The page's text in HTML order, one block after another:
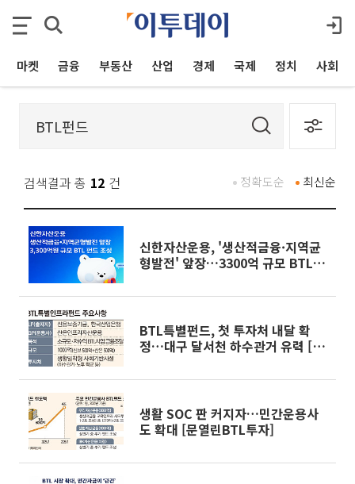
마켓 금융 부동산 산업 경제 국제 정치 사회
검색결과 총 12 건 최신순
정확도순
신한자산운용, '생산적금융·지역균
형발전' 앞장…3300억 규모 BTL 펀
BTL특별펀드, 첫 투자처 내달 확
정…대구 달서천 하수관거 유력 [문
생활 SOC 판 커지자…민간운용사
도 확대 [문열린BTL투자]